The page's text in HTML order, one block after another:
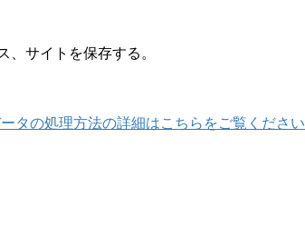
サイトを保存する。
タの処理方法の詳細はこちらをご覧ください